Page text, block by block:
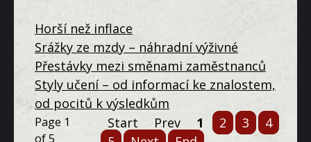
Horší než inflace
Srážky ze mzdy – náhradní výživné
Přestávky mezi směnami zaměstnanců
Styly učení – od informací ke znalostem,
od pocitů k výsledkům
Page 1
of 5
Start Prev 1 2 3
4